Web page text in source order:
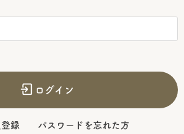
ログイン
録 パスワードを忘れた方